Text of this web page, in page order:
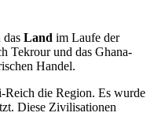
das Land im Laufe der
Tekrour und das Ghana-
Handel.
Reich die Region. Es wurde
Diese Zivilisationen